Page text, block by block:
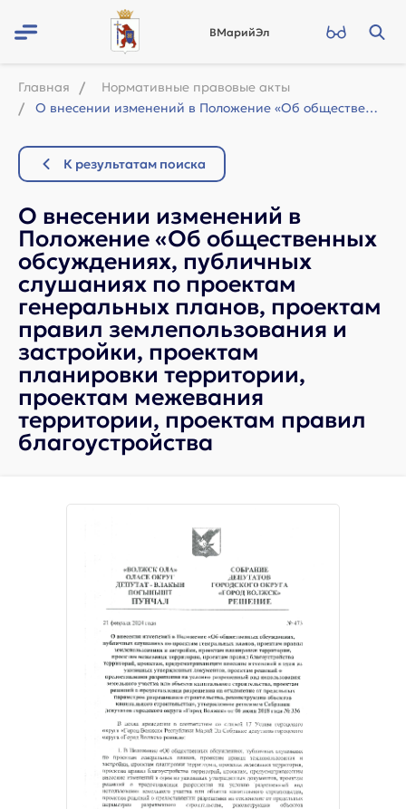
ВМарийЭл
Главная
Нормативные правовые акты
О внесении изменений в Положение «Об общественных обсуждениях, публичных слушани...
К результатам поиска
О внесении изменений в
Положение «Об общественных
обсуждениях, публичных
слушаниях по проектам
генеральных планов, проектам
правил землепользования и
застройки, проектам
планировки территории,
проектам межевания
территории, проектам правил
благоустройства